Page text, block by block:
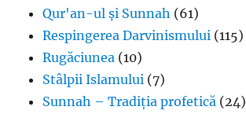
Qur'an-ul și Sunnah (61)
Respingerea Darvinismului (115)
Rugăciunea (10)
Stâlpii Islamului (7)
Sunnah – Tradiția profetică (24)